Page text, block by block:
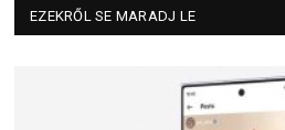
EZEKRŐL SE MARADJ LE